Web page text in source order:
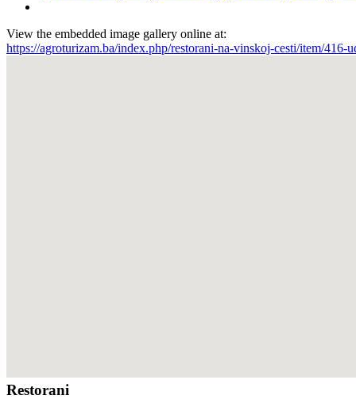
View the embedded image gallery online at:
https://agroturizam.ba/index.php/restorani-na-vinskoj-cesti/item/416-
Restorani